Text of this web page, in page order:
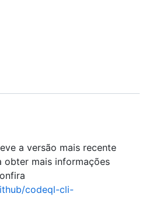
a versão mais recente
obter mais informações
codeql-cli-